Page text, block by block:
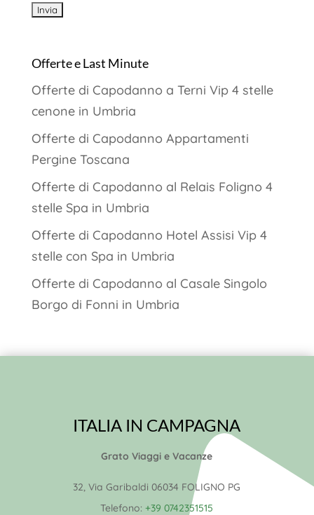
Offerte e Last Minute
Offerte di Capodanno a Terni Vip 4 stelle
cenone in Umbria
Offerte di Capodanno Appartamenti
Pergine Toscana
Offerte di Capodanno al Relais Foligno 4
stelle Spa in Umbria
Offerte di Capodanno Hotel Assisi Vip 4
stelle con Spa in Umbria
Offerte di Capodanno al Casale Singolo
Borgo di Fonni in Umbria
ITALIA IN CAMPAGNA
Grato Viaggi e Vacanze
32, Via Garibaldi 06034 FOLIGNO PG
Telefono: +39 0742351515